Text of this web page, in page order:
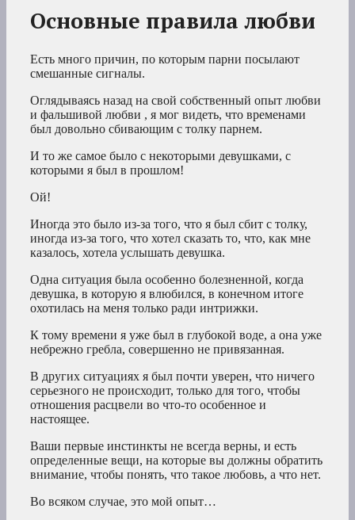
Основные правила любви
Есть много причин, по которым парни посылают
смешанные сигналы.
Оглядываясь назад на свой собственный опыт любви
и фальшивой любви , я мог видеть, что временами
был довольно сбивающим с толку парнем.
И то же самое было с некоторыми девушками, с
которыми я был в прошлом!
Ой!
Иногда это было из-за того, что я был сбит с толку,
иногда из-за того, что хотел сказать то, что, как мне
казалось, хотела услышать девушка.
Одна ситуация была особенно болезненной, когда
девушка, в которую я влюбился, в конечном итоге
охотилась на меня только ради интрижки.
К тому времени я уже был в глубокой воде, а она уже
небрежно гребла, совершенно не привязанная.
В других ситуациях я был почти уверен, что ничего
серьезного не происходит, только для того, чтобы
отношения расцвели во что-то особенное и
настоящее.
Ваши первые инстинкты не всегда верны, и есть
определенные вещи, на которые вы должны обратить
внимание, чтобы понять, что такое любовь, а что нет.
Во всяком случае, это мой опыт…